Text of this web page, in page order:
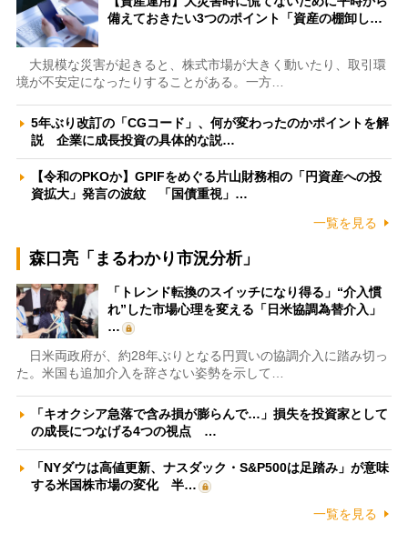
備えておきたい3つのポイント「資産の棚卸し…
大規模な災害が起きると、株式市場が大きく動いたり、取引環
境が不安定になったりすることがある。一方…
5年ぶり改訂の「CGコード」、何が変わったのかポイントを解
説 企業に成長投資の具体的な説…
【令和のPKOか】GPIFをめぐる片山財務相の「円資産への投
資拡大」発言の波紋 「国債重視」…
一覧を見る
森口亮「まるわかり市況分析」
「トレンド転換のスイッチになり得る」“介入慣
れ”した市場心理を変える「日米協調為替介入」
…
日米両政府が、約28年ぶりとなる円買いの協調介入に踏み切っ
た。米国も追加介入を辞さない姿勢を示して…
「キオクシア急落で含み損が膨らんで…」損失を投資家として
の成長につなげる4つの視点 …
「NYダウは高値更新、ナスダック・S&P500は足踏み」が意味
する米国株市場の変化 半…
一覧を見る